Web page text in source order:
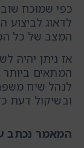
המאמר נכתב
כפי שמוכח שוב
לדאוג לביצוע
המצב של כל
אז ניתן יהיה
המתאים
לנהל שיח
ובשיקול דעת